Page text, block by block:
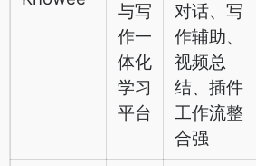
与写
作一
体化
学习
平台
对话、写
作辅助、
视频总
结、插件
工作流整
合强